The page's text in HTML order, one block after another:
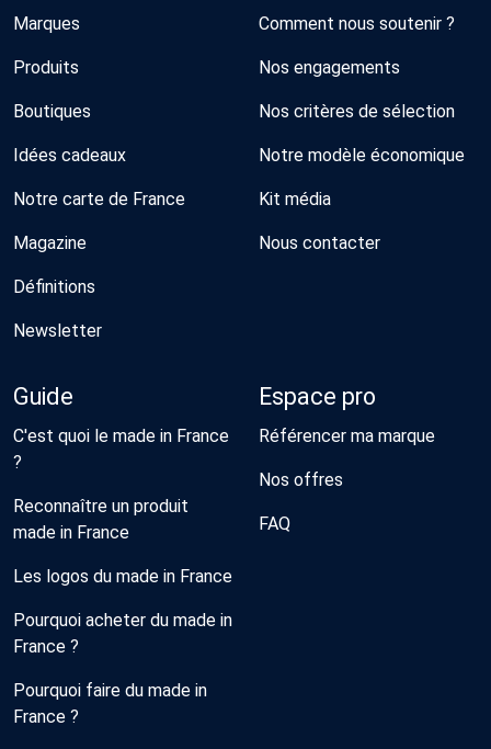
Marques
Produits
Boutiques
Idées cadeaux
Notre carte de France
Magazine
Définitions
Newsletter
Comment nous soutenir ?
Nos engagements
Nos critères de sélection
Notre modèle économique
Kit média
Nous contacter
Guide
C'est quoi le made in France
?
Reconnaître un produit
made in France
Les logos du made in France
Pourquoi acheter du made in
France ?
Pourquoi faire du made in
France ?
Espace pro
Référencer ma marque
Nos offres
FAQ